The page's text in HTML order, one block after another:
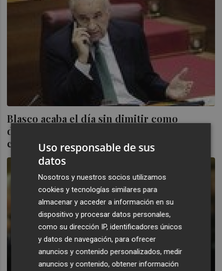
Blasco acaba el día sin dimitir como
diputado pese a la condena a ocho años de
cárcel
Uso responsable de sus
datos
Nosotros y nuestros socios utilizamos
cookies y tecnologías similares para
almacenar y acceder a información en su
dispositivo y procesar datos personales,
como su dirección IP, identificadores únicos
y datos de navegación, para ofrecer
anuncios y contenido personalizados, medir
anuncios y contenido, obtener información